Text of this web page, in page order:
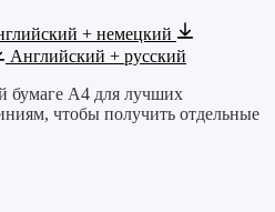
+ немецкий
Английский + русский
бумаге A4 для лучших
чтобы получить отдельные